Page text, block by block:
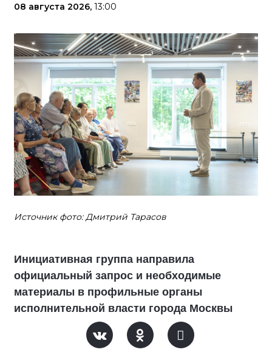
08 августа 2026, 13:00
Источник фото: Дмитрий Тарасов
Инициативная группа направила
официальный запрос и необходимые
материалы в профильные органы
исполнительной власти города Москвы